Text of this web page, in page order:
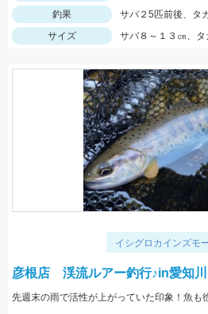
釣果
サバ２5匹前後、タ
サイズ
サバ８～１３㎝、タ
イシグロカインズモ
彦根店 渓流ルアー釣行♪in愛知川